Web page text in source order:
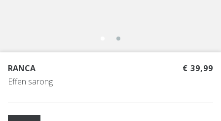
RANCA
Effen sarong
€ 39,99